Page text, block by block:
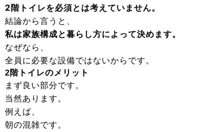
2階トイレを必須とは考えていません。
結論から言うと、
私は家族構成と暮らし方によって決めます。
なぜなら、
全員に必要な設備ではないからです。
2階トイレのメリット
まず良い部分です。
当然あります。
例えば、
朝の混雑です。